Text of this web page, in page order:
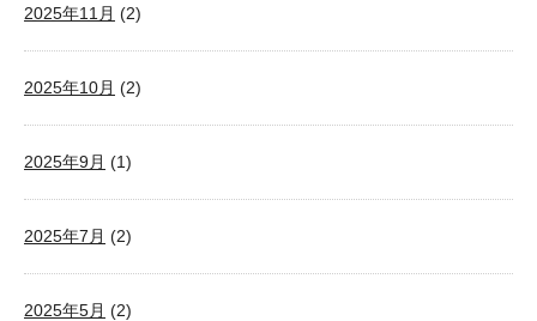
2025年11月 (2)
2025年10月 (2)
2025年9月 (1)
2025年7月 (2)
2025年5月 (2)